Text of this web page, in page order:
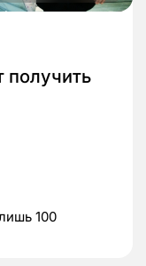
получить
100